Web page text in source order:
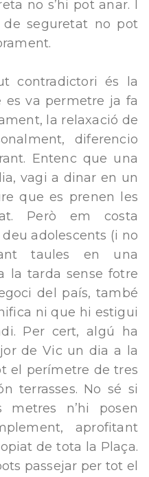
no s’hi pot anar. I
seguretat no pot
contradictori és la
es va permetre ja fa
la relaxació de
diferencio
Entenc que una
vagi a dinar en un
que es prenen les
Però em costa
adolescents (i no
taules en una
la tarda sense fotre
del país, també
ni que hi estigui
Per cert, algú ha
de Vic un dia a la
el perímetre de tres
terrasses. No sé si
n’hi posen
aprofitant
de tota la Plaça.
passejar per tot el